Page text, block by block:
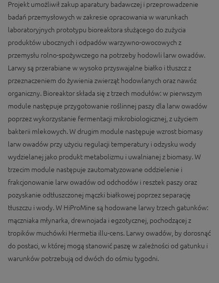
Projekt umożliwił zakup aparatury badawczej i przeprowadzenie
badań przemysłowych w zakresie opracowania w warunkach
laboratoryjnych prototypu bioreaktora służącego do zużycia
produktów ubocznych i odpadów warzywno-owocowych z
przemysłu rolno-spożywczego na potrzeby hodowli larw owadów.
Larwy są przerabiane w wysoko przyswajalne białko i tłuszcz z
przeznaczeniem do żywienia zwierząt hodowlanych oraz nawóz
organiczny. Bioreaktor składa się z trzech modułów: w pierwszym
module następuje przygotowanie roślinnej paszy dla larw owadów
poprzez wykorzystanie fermentacji mikrobiologicznej, z użyciem
bakterii mlekowych. W drugim module następuje wzrost biomasy
larw owadów przy użyciu regulacji temperatury i odzysku wody
wydzielanej jako produkt metabolizmu i uwalnianej z biomasy. W
trzecim module następuje zautomatyzowane oddzielenie i
frakcjonowanie larw owadów od odchodów i resztek paszy oraz
pozyskanie odtłuszczonej mączki białkowej poprzez separację
tłuszczu i wody. W HiProMine są hodowane larwy trzech gatunków:
mączniaka młynarka, drewnojada i egzotycznej, pochodzącej z
tropików muchówki Hermetia illu-cens. Larwy owadów, by dorosnąć
do postaci, w której mogą stanowić paszę w zależności od gatunku i
warunków potrzebują od dwóch do ośmiu tygodni.